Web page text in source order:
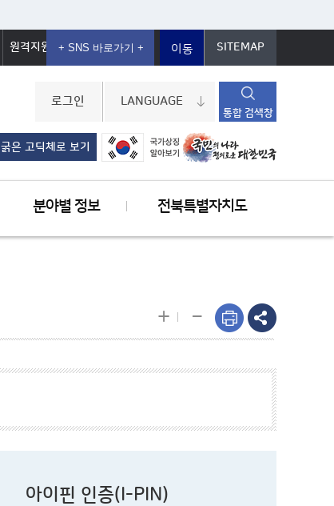
원격지원 이동 SITEMAP
로그인 LANGUAGE
통합 검색창
굵은 고딕체로 보기
분야별 정보 전북특별자치도
+ -
아이핀 인증(I-PIN)